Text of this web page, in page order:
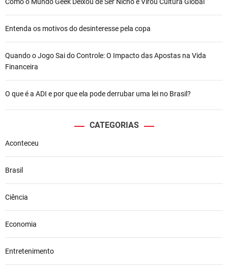
Entenda os motivos do desinteresse pela copa
Quando o Jogo Sai do Controle: O Impacto das Apostas na Vida
Financeira
O que é a ADI e por que ela pode derrubar uma lei no Brasil?
CATEGORIAS
Aconteceu
Brasil
Ciência
Economia
Entretenimento